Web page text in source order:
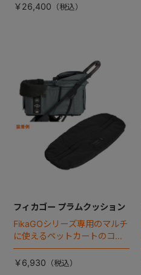
￥26,400
フィカゴー プラムクッション
FikaGOシリーズ専用のマルチ
に使えるペットカートのコー
ナークッション登場。
￥6,930